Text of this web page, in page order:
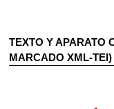
TEXTO Y APARATO
MARCADO XML-TEI)